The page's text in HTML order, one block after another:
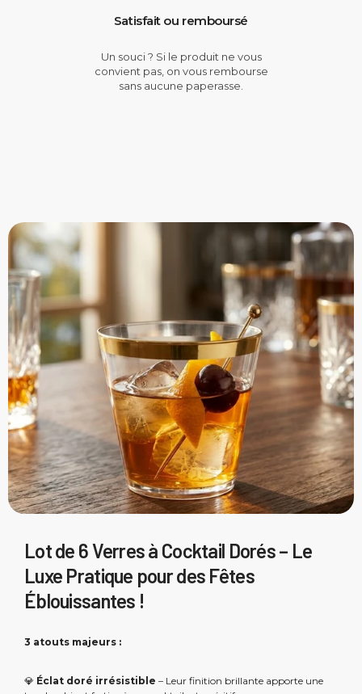
Satisfait ou remboursé
Un souci ? Si le produit ne vous
convient pas, on vous rembourse
sans aucune paperasse.
Lot de 6 Verres à Cocktail Dorés – Le
Luxe Pratique pour des Fêtes
Éblouissantes !
3 atouts majeurs :
💎 Éclat doré irrésistible – Leur finition brillante apporte une